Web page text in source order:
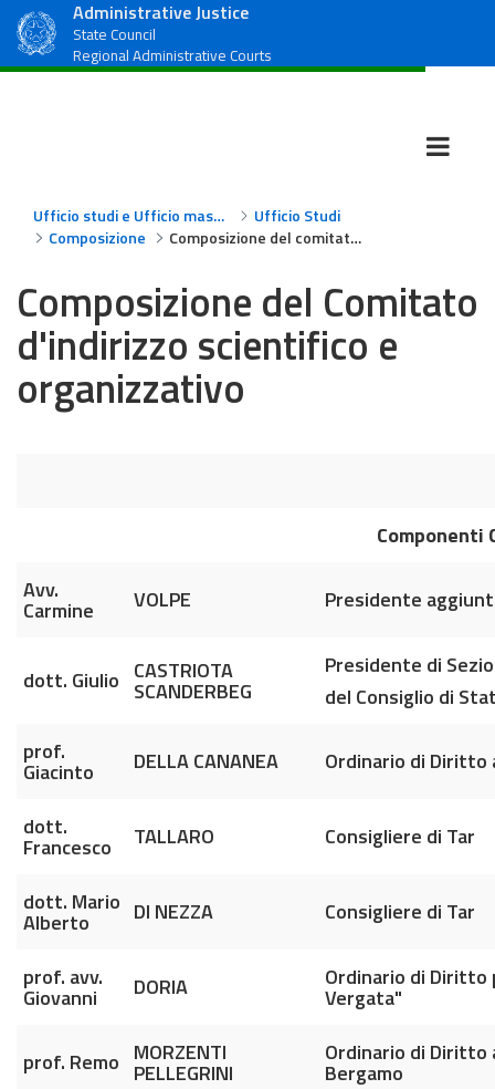
Administrative Justice
State Council
Regional Administrative Courts
Ufficio studi e Ufficio massimario
Ufficio Studi
Composizione
Composizione del comitato di indirizzo scientifico e organizzativo
Composizione del Comitato
d'indirizzo scientifico e
organizzativo
Avv.
Carmine VOLPE Presidente
dott. Giulio CASTRIOTA
SCANDERBEG
Presidente di
del Consiglio di
prof.
Giacinto DELLA CANANEA Ordinario di Diritto
dott.
Francesco TALLARO Consigliere di Tar
dott. Mario
Alberto DI NEZZA Consigliere di Tar
prof. avv.
Giovanni DORIA Ordinario di Diritto
Vergata"
prof. Remo MORZENTI
PELLEGRINI
Ordinario di
Bergamo